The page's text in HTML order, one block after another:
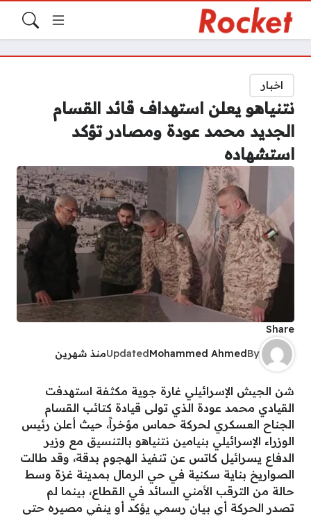
اخبار
نتنياهو يعلن استهداف قائد القسام
الجديد محمد عودة ومصادر تؤكد
استشهاده
Share
By
Mohammed Ahmed
Updatedمنذ شهرين
​شن الجيش الإسرائيلي غارة جوية مكثفة استهدفت
القيادي محمد عودة الذي تولى قيادة كتائب القسام
الجناح العسكري لحركة حماس مؤخراً، حيث أعلن رئيس
الوزراء الإسرائيلي بنيامين نتنياهو بالتنسيق مع وزير
الدفاع يسرائيل كاتس عن تنفيذ الهجوم بدقة، وقد طالت
الصواريخ بناية سكنية في حي الرمال بمدينة غزة وسط
حالة من الترقب الأمني السائد في القطاع، بينما لم
تصدر الحركة أي بيان رسمي يؤكد أو ينفي مصيره حتى